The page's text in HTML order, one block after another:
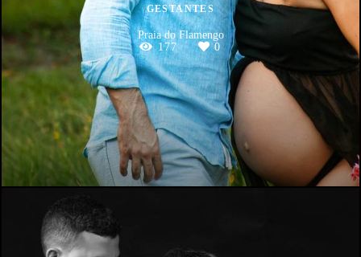
GESTANTES
Praia do Flamengo
177
0